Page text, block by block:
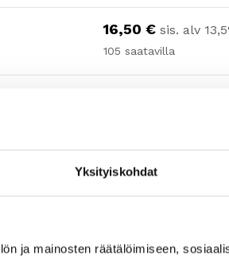
Yksityiskohdat
ja mainosten räätälöimiseen,
16,50 € sis. alv
105 saatavilla
kaikki esitykset